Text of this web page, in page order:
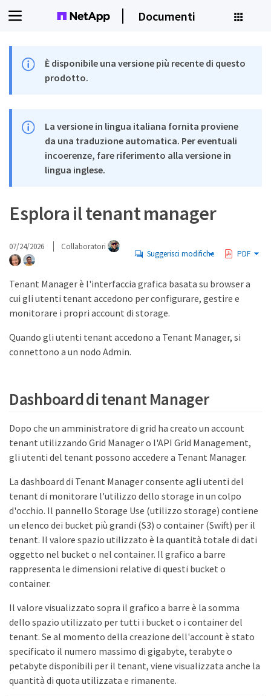
Documenti
È disponibile una versione più recente di questo
prodotto.
La versione in lingua italiana fornita proviene
da una traduzione automatica. Per eventuali
incoerenze, fare riferimento alla versione in
lingua inglese.
Esplora il tenant manager
07/24/2026 Collaboratori
Suggerisci modifiche PDF
Tenant Manager è l'interfaccia grafica basata su browser a
cui gli utenti tenant accedono per configurare, gestire e
monitorare i propri account di storage.
Quando gli utenti tenant accedono a Tenant Manager, si
connettono a un nodo Admin.
Dashboard di tenant Manager
Dopo che un amministratore di grid ha creato un account
tenant utilizzando Grid Manager o l'API Grid Management,
gli utenti del tenant possono accedere a Tenant Manager.
La dashboard di Tenant Manager consente agli utenti del
tenant di monitorare l'utilizzo dello storage in un colpo
d'occhio. Il pannello Storage Use (utilizzo storage) contiene
un elenco dei bucket più grandi (S3) o container (Swift) per il
tenant. Il valore spazio utilizzato è la quantità totale di dati
oggetto nel bucket o nel container. Il grafico a barre
rappresenta le dimensioni relative di questi bucket o
container.
Il valore visualizzato sopra il grafico a barre è la somma
dello spazio utilizzato per tutti i bucket o i container del
tenant. Se al momento della creazione dell'account è stato
specificato il numero massimo di gigabyte, terabyte o
petabyte disponibili per il tenant, viene visualizzata anche la
quantità di quota utilizzata e rimanente.